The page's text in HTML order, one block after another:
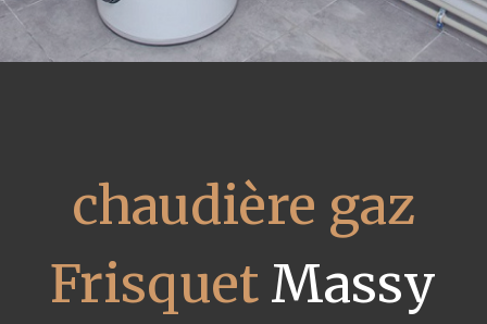
chaudière gaz
Frisquet Massy